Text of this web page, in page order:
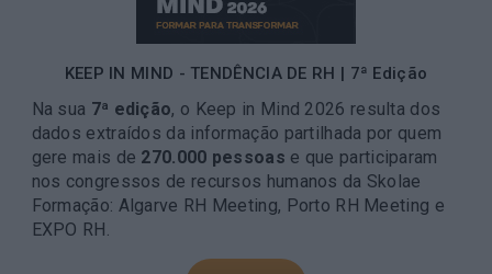
KEEP IN MIND - TENDÊNCIA DE RH | 7ª Edição
Na sua 7ª edição, o Keep in Mind 2026 resulta dos
dados extraídos da informação partilhada por quem
gere mais de 270.000 pessoas e que participaram
nos congressos de recursos humanos da Skolae
Formação: Algarve RH Meeting, Porto RH Meeting e
EXPO RH.